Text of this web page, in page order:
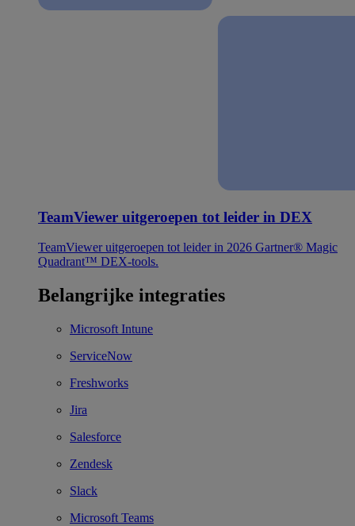
TeamViewer uitgeroepen tot leider in DEX
TeamViewer uitgeroepen tot leider in 2026 Gartner® Magic
Quadrant™ DEX-tools.
Belangrijke integraties
Microsoft Intune
ServiceNow
Freshworks
Jira
Salesforce
Zendesk
Slack
Microsoft Teams